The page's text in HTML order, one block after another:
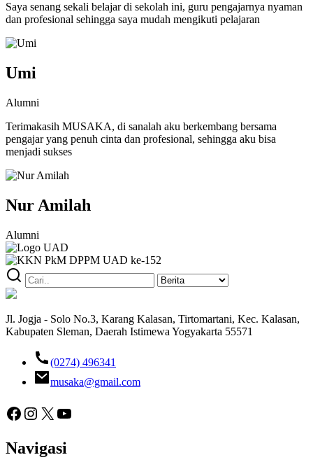
Saya senang sekali belajar di sekolah ini, guru pengajarnya nyaman
dan profesional sehingga saya mudah mengikuti pelajaran
Umi
Alumni
Terimakasih MUSAKA, di sanalah aku berkembang bersama
pengajar yang penuh cinta dan profesional, sehingga aku bisa
menjadi sukses
Nur Amilah
Alumni
Jl. Jogja - Solo No.3, Karang Kalasan, Tirtomartani, Kec. Kalasan,
Kabupaten Sleman, Daerah Istimewa Yogyakarta 55571
(0274) 496341
musaka@gmail.com
Facebook
Instagram
X YouTube
Navigasi